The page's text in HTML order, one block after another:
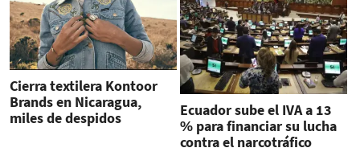
Cierra textilera Kontoor
Brands en Nicaragua,
miles de despidos
Ecuador sube el IVA a 13
% para financiar su lucha
contra el narcotráfico